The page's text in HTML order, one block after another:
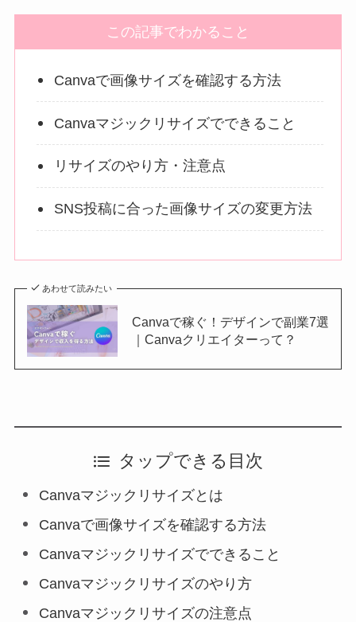
この記事でわかること
Canvaで画像サイズを確認する方法
Canvaマジックリサイズでできること
リサイズのやり方・注意点
SNS投稿に合った画像サイズの変更方法
あわせて読みたい
Canvaで稼ぐ！デザインで副業7選
｜Canvaクリエイターって？
タップできる目次
Canvaマジックリサイズとは
Canvaで画像サイズを確認する方法
Canvaマジックリサイズでできること
Canvaマジックリサイズのやり方
Canvaマジックリサイズの注意点